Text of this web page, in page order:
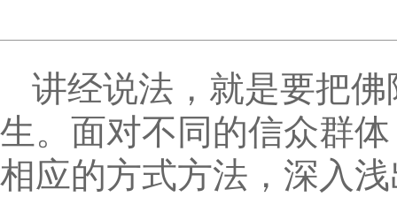
讲经说法，就是要把
生。面对不同的信众群
相应的方式方法，深入